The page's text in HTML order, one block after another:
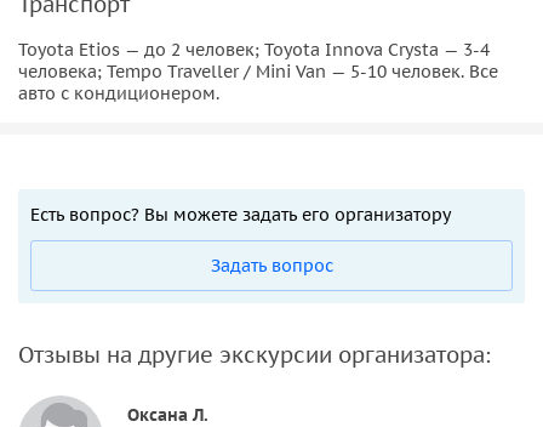
Toyota Etios — до 2 человек; Toyota Innova Crysta — 3-4
человека; Tempo Traveller / Mini Van — 5-10 человек. Все
авто с кондиционером.
Есть вопрос? Вы можете задать его организатору
Задать вопрос
Отзывы на другие экскурсии организатора:
Оксана Л.